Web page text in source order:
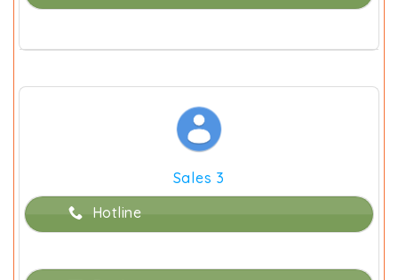
Sales 3
Hotline